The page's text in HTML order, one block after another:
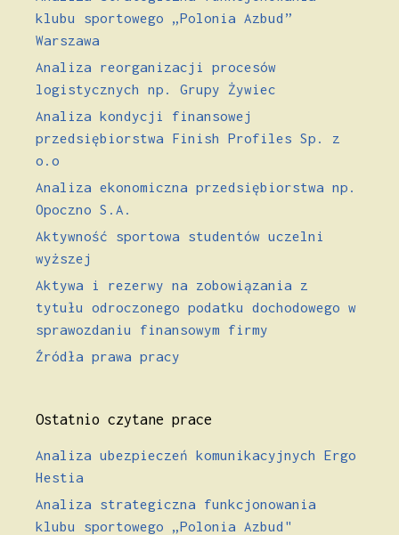
klubu sportowego „Polonia Azbud”
Warszawa
Analiza reorganizacji procesów
logistycznych np. Grupy Żywiec
Analiza kondycji finansowej
przedsiębiorstwa Finish Profiles Sp. z
o.o
Analiza ekonomiczna przedsiębiorstwa np.
Opoczno S.A.
Aktywność sportowa studentów uczelni
wyższej
Aktywa i rezerwy na zobowiązania z
tytułu odroczonego podatku dochodowego w
sprawozdaniu finansowym firmy
Źródła prawa pracy
Ostatnio czytane prace
Analiza ubezpieczeń komunikacyjnych Ergo
Hestia
Analiza strategiczna funkcjonowania
klubu sportowego „Polonia Azbud"